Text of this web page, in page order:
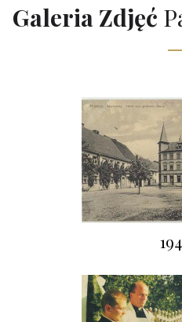
Galeria Zdjęć